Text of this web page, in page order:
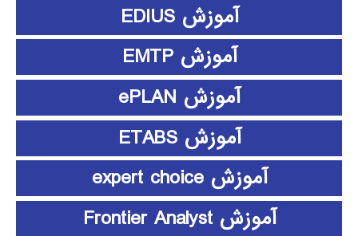
آموزش EDIUS
آموزش EMTP
آموزش ePLAN
آموزش ETABS
آموزش expert choice
آموزش Frontier Analyst